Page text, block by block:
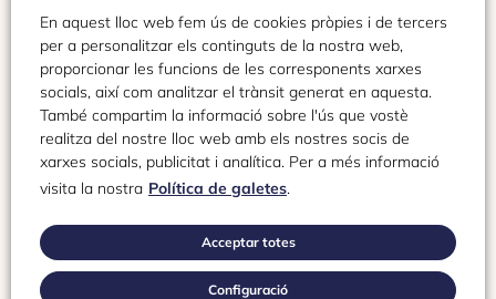
abril 16, 2025
En aquest lloc web fem ús de cookies pròpies i de tercers
per a personalitzar els continguts de la nostra web,
proporcionar les funcions de les corresponents xarxes
socials, així com analitzar el trànsit generat en aquesta.
També compartim la informació sobre l'ús que vostè
realitza del nostre lloc web amb els nostres socis de
xarxes socials, publicitat i analítica. Per a més informació
visita la nostra Política de galetes.
Acceptar totes
Configuració